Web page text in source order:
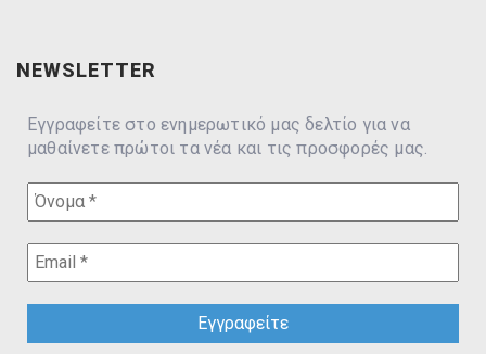
NEWSLETTER
Εγγραφείτε στο ενημερωτικό μας δελτίο για να
μαθαίνετε πρώτοι τα νέα και τις προσφορές μας.